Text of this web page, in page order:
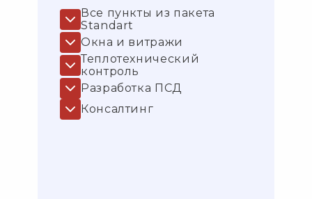
Все пункты из пакета
Standart
Окна и витражи
Теплотехнический
контроль
Разработка ПСД
Консалтинг